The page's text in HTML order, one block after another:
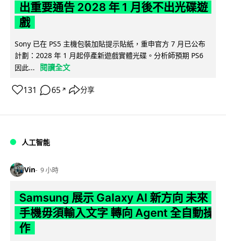
出重要通告 2028 年 1 月後不出光碟遊
戲
Sony 已在 PS5 主機包裝加貼提示貼紙，重申官方 7 月已公布
計劃：2028 年 1 月起停產新遊戲實體光碟。分析師預期 PS6
因此...
閱讀全文
131 65 ↗ 分享
人工智能
Vin 9 小時
Samsung 展示 Galaxy AI 新方向 未來
手機毋須輸入文字 轉向 Agent 全自動操
作